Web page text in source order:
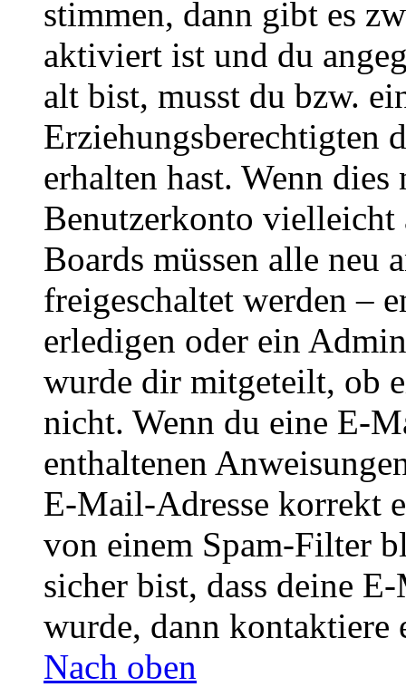
stimmen, dann gibt es
aktiviert ist und du
alt bist, musst du bzw.
Erziehungsberechtigten
erhalten hast. Wenn
Benutzerkonto
Boards müssen alle neu
freigeschaltet werden –
erledigen oder ein
wurde dir mitgeteilt, ob
nicht. Wenn du eine E-
enthaltenen
E-Mail-Adresse korrekt
von einem Spam-Filter
sicher bist, dass deine
wurde, dann kontaktiere
Nach oben